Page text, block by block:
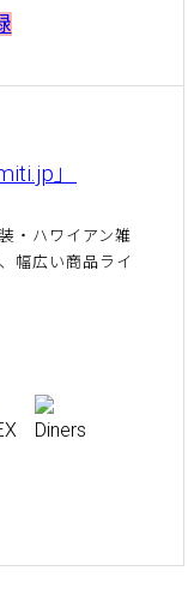
・ハワイアン雑
幅広い商品ライ